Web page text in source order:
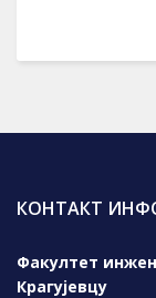
КОНТАКТ
Факултет
Крагујевцу